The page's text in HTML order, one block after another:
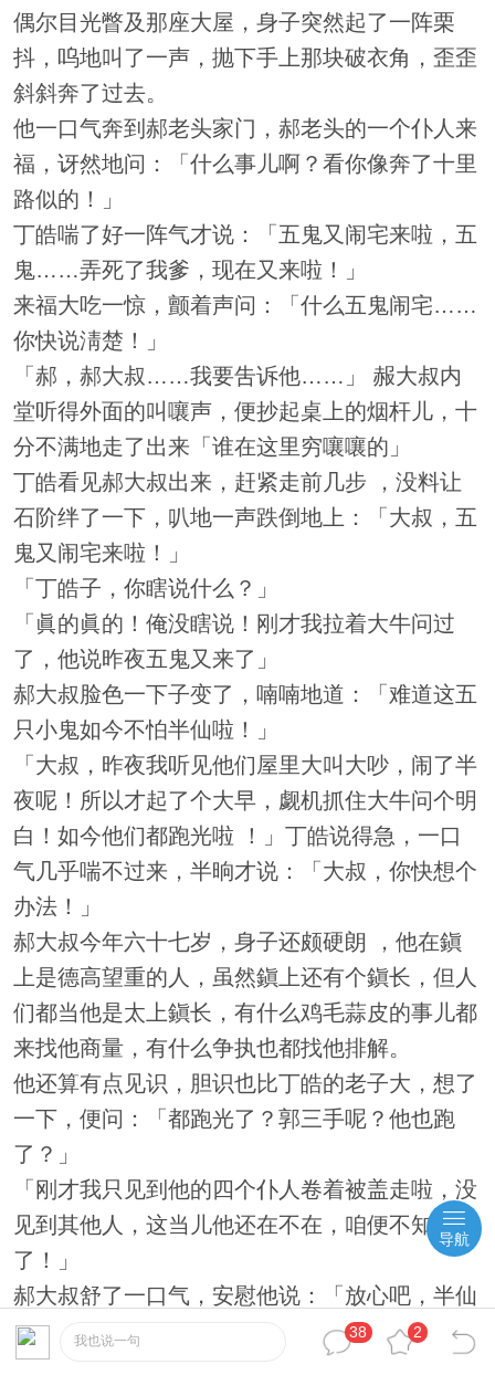
偶尔目光瞥及那座大屋，身子突然起了一阵栗
抖，呜地叫了一声，抛下手上那块破衣角，歪歪
斜斜奔了过去。
他一口气奔到郝老头家门，郝老头的一个仆人来
福，讶然地问：「什么事儿啊？看你像奔了十里
路似的！」
丁皓喘了好一阵气才说：「五鬼又闹宅来啦，五
鬼……弄死了我爹，现在又来啦！」
来福大吃一惊，颤着声问：「什么五鬼闹宅……
你快说淸楚！」
「郝，郝大叔……我要吿诉他……」 赧大叔内
堂听得外面的叫嚷声，便抄起桌上的烟杆儿，十
分不满地走了出来「谁在这里穷嚷嚷的」
丁皓看见郝大叔出来，赶紧走前几步 ，没料让
石阶绊了一下，叭地一声跌倒地上：「大叔，五
鬼又闹宅来啦！」
「丁皓子，你瞎说什么？」
「眞的眞的！俺没瞎说！刚才我拉着大牛问过
了，他说昨夜五鬼又来了」
郝大叔脸色一下子变了，喃喃地道：「难道这五
只小鬼如今不怕半仙啦！」
「大叔，昨夜我听见他们屋里大叫大吵，闹了半
夜呢！所以才起了个大早，觑机抓住大牛问个明
白！如今他们都跑光啦 ！」丁皓说得急，一口
气几乎喘不过来，半晌才说：「大叔，你快想个
办法！」
郝大叔今年六十七岁，身子还颇硬朗 ，他在鎭
上是德高望重的人，虽然鎭上还有个鎭长，但人
们都当他是太上鎭长，有什么鸡毛蒜皮的事儿都
来找他商量，有什么争执也都找他排解。
他还算有点见识，胆识也比丁皓的老子大，想了
一下，便问：「都跑光了？郭三手呢？他也跑
了？」
「刚才我只见到他的四个仆人卷着被盖走啦，没
见到其他人，这当儿他还在不在，咱便不知
了！」
郝大叔舒了一口气，安慰他说：「放心吧，半仙
不会走的！再说那五鬼由来巳久，就从未试过跑
到外面来兴风作浪，作贱过什么人，你回去吧，
我也说一句
38 2
导航